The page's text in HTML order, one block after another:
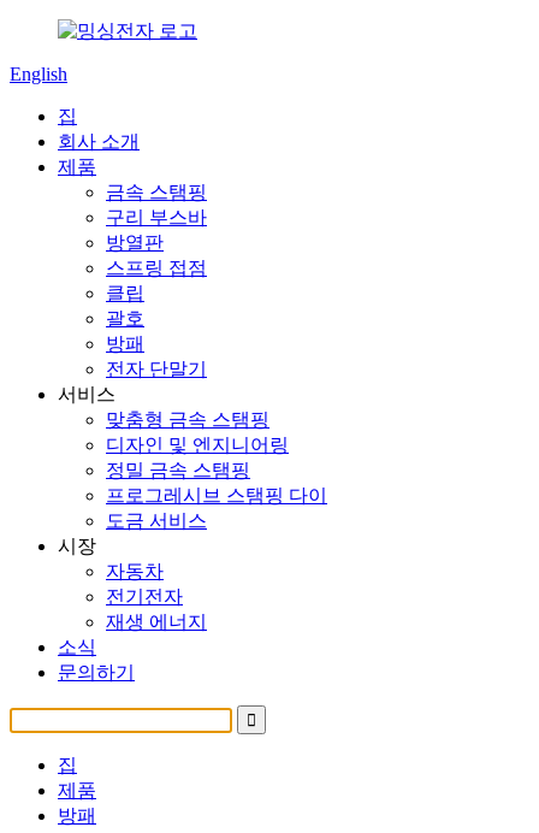
English
집
회사 소개
제품
금속 스탬핑
구리 부스바
방열판
스프링 접점
클립
괄호
방패
전자 단말기
서비스
맞춤형 금속 스탬핑
디자인 및 엔지니어링
정밀 금속 스탬핑
프로그레시브 스탬핑 다이
도금 서비스
시장
자동차
전기전자
재생 에너지
소식
문의하기
집
제품
방패